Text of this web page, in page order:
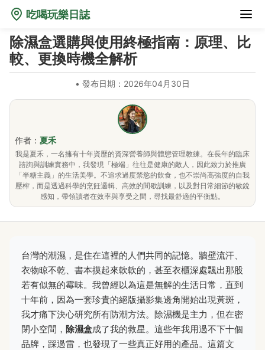
吃喝玩樂日誌
除濕盒選購與使用終極指南：原理、比
較、更換時機全解析
• 發布日期：2026年04月30日
作者： 夏禾
我是夏禾，一名擁有十年資歷的資深營養師與體態管理教練。在長年的臨床
諮詢與訓練實務中，我發現「極端」往往是健康的敵人，因此致力於推廣
「半糖主義」的生活美學。不追求過度禁慾的飲食，也不崇尚高強度的自我
壓榨，而是透過科學的烹飪邏輯、高效的間歇訓練，以及對日常細節的敏銳
感知，帶領讀者在效率與享受之間，尋找最舒適的平衡點。
台灣的潮濕，是住在這裡的人們共同的記憶。牆壁流汗、
衣物晾不乾、書本摸起來軟軟的，甚至衣櫃深處飄出那股
若有似無的霉味。我曾經以為這是無解的生活日常，直到
十年前，因為一套珍貴的絕版攝影集邊角開始出現黃斑，
我才痛下決心研究所有防潮方法。除濕機是主力，但在密
閉小空間， 除濕盒成了我的救星。這些年我用過不下十個
品牌，踩過雷，也發現了一些真正好用的產品。這篇文